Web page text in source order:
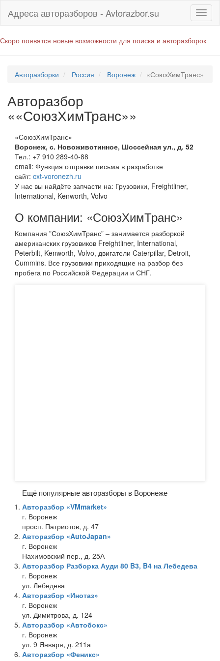
Адреса авторазборов - Avtorazbor.su
Скоро появятся новые возможности для поиска и авторазборок
Авторазборки Россия Воронеж «СоюзХимТранс»
Авторазбор
««СоюзХимТранс»»
«СоюзХимТранс»
Воронеж, с. Новоживотинное, Шоссейная ул., д. 52
Тел.: +7 910 289-40-88
email: Функция отправки письма в разработке
сайт: cxt-voronezh.ru
У нас вы найдёте запчасти на: Грузовики, Freightliner,
International, Kenworth, Volvo
О компании: «СоюзХимТранс»
Компания "СоюзХимТранс" – занимается разборкой
американских грузовиков Freightliner, International,
Peterbilt, Kenworth, Volvo, двигатели Caterpillar, Detroit,
Cummins. Все грузовики приходящие на разбор без
пробега по Российской Федерации и СНГ.
Ещё популярные авторазборы в Воронеже
Авторазбор «VMmarket»
г. Воронеж
просп. Патриотов, д. 47
Авторазбор «AutoJapan»
г. Воронеж
Нахимовский пер., д. 25А
Авторазбор Разборка Ауди 80 B3, B4 на Лебедева
г. Воронеж
ул. Лебедева
Авторазбор «Инотаз»
г. Воронеж
ул. Димитрова, д. 124
Авторазбор «Автобокс»
г. Воронеж
ул. 9 Января, д. 211а
Авторазбор «Феникс»